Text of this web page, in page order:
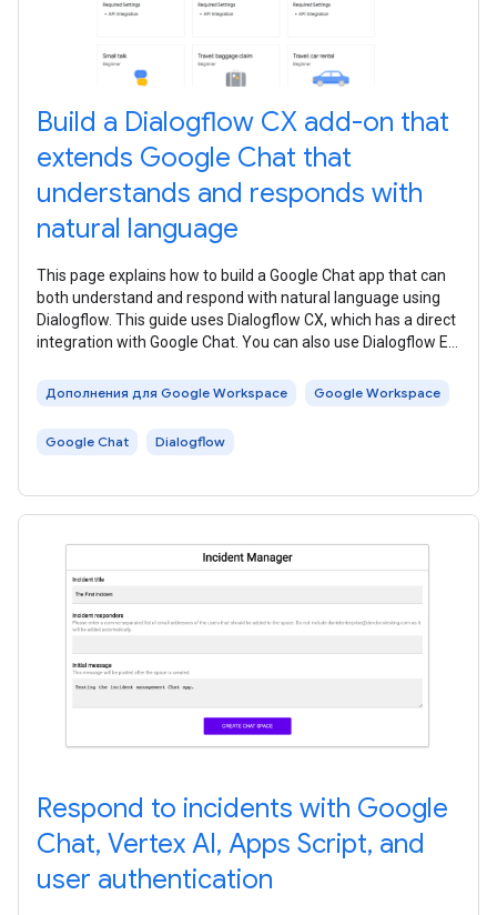
Build a Dialogflow CX add-on that
extends Google Chat that
understands and responds with
natural language
This page explains how to build a Google Chat app that can
both understand and respond with natural language using
Dialogflow. This guide uses Dialogflow CX, which has a direct
integration with Google Chat. You can also use Dialogflow ES
Дополнения для Google Workspace Google Workspace
Google Chat Dialogflow
Respond to incidents with Google
Chat, Vertex AI, Apps Script, and
user authentication